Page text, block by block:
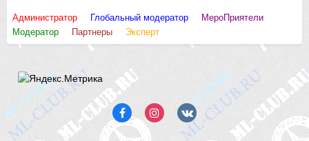
Администратор Глобальный модератор
МероПриятели
Модератор
Партнеры Эксперт